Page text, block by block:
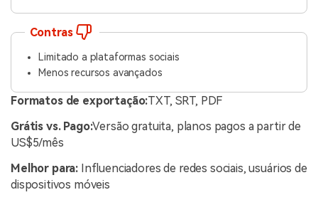
Contras
Limitado a plataformas sociais
Menos recursos avançados
Formatos de exportação:TXT, SRT, PDF
Grátis vs. Pago:Versão gratuita, planos pagos a partir de
US$5/mês
Melhor para: Influenciadores de redes sociais, usuários de
dispositivos móveis